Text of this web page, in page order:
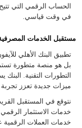
الحساب الرقمي التي
في وقت قياسي.
مستقبل الخدمات
تطبيق البنك الأهلي
بل هو منصة متطورة
التطورات التقنية.
ميزات جديدة تعزز
نتوقع في المستقبل
خدمات الاستثمار
خدمات العملات الرقمية